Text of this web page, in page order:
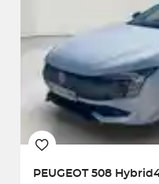
PEUGEOT